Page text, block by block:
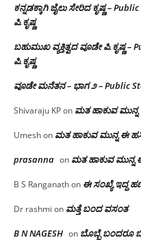
ಕನ್ನಡಕ್ಕಾಗಿ ಜೈಲು ಸೇರಿದ ಕೃಷ್ಣ –
ಪಿ.ಕೃಷ್ಣ
ಬಹುಮುಖ ವ್ಯಕ್ತಿತ್ವದ ವೂಡೇ ಪಿ.ಕೃಷ್ಣ –
ಪಿ.ಕೃಷ್ಣ
ವೂಡೇ ಮನೆತನ – ಭಾಗ ೨ – Public
Shivaraju KPon ಮತ ಹಾಕುವ
Umeshon ಮತ ಹಾಕುವ ಮುನ್ನ ಈ
prasanna on ಮತ ಹಾಕುವ
B S Ranganathon ಈ ಸಂಖ್ಯೆ ಇದ್ದ
Dr rashmi on ಮತ್ತೆ ಬಂದ ವಸಂತ
B N NAGESH on ಬೊಬ್ಬೆ ಬಂದರೂ